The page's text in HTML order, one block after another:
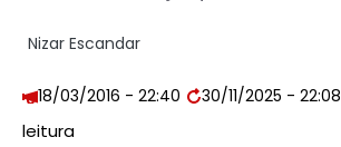
Nizar Escandar
18/03/2016 - 22:40 30/11/2025 - 22:08